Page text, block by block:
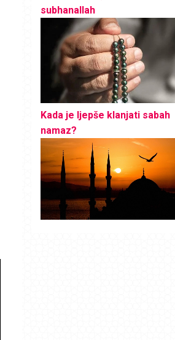
subhanallah
Kada je ljepše klanjati sabah
namaz?